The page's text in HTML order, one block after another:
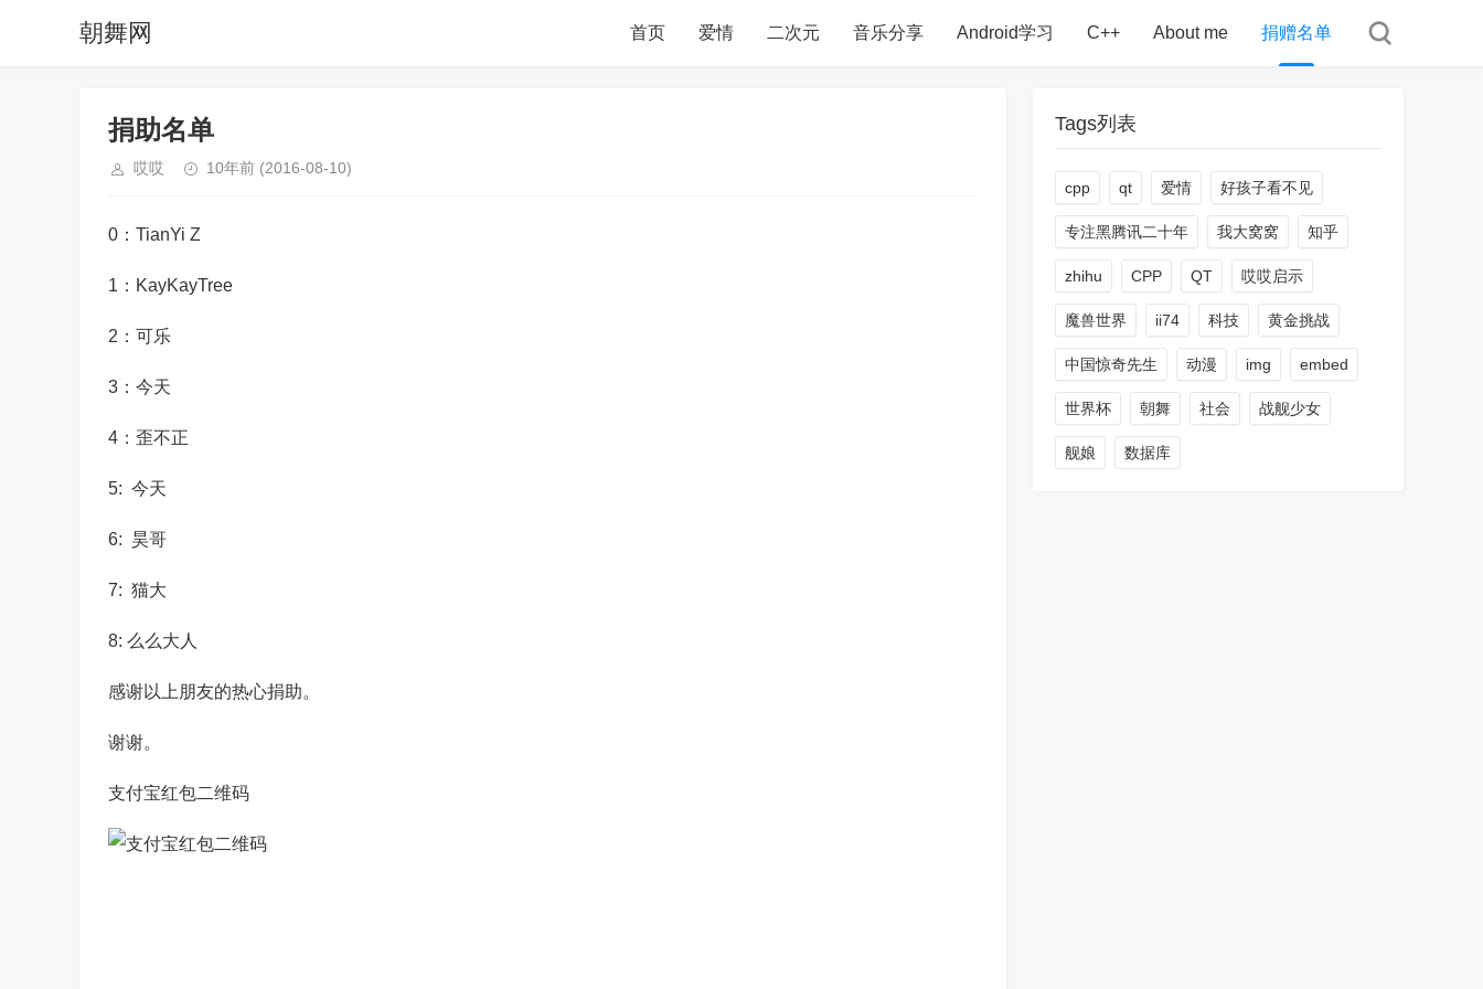
朝舞网 首页 爱情 二次元 音乐分享 Android学习 C++ About me 捐赠名单
捐助名单
哎哎 10年前 (2016-08-10)
0：TianYi Z
1：KayKayTree
2：可乐
3：今天
4：歪不正
5: 今天
6: 昊哥
7: 猫大
8: 么么大人
感谢以上朋友的热心捐助。
谢谢。
支付宝红包二维码
Tags列表
cpp qt 爱情 好孩子看不见
专注黑腾讯二十年 我大窝窝 知乎
zhihu CPP QT 哎哎启示
魔兽世界 ii74 科技 黄金挑战
中国惊奇先生 动漫 img embed
世界杯 朝舞 社会 战舰少女
舰娘 数据库